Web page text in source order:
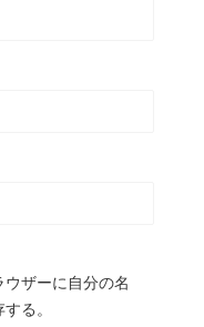
ザーに自分の名
る。